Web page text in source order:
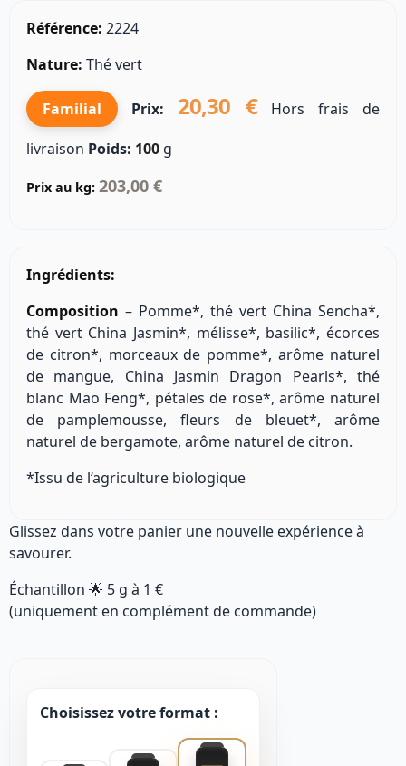
Référence: 2224
Nature: Thé vert
Familial Prix: 20,30 €Hors frais de
livraison Poids: 100 g
Prix au kg: 203,00 €
Ingrédients:
Composition – Pomme*, thé vert China Sencha*,
thé vert China Jasmin*, mélisse*, basilic*, écorces
de citron*, morceaux de pomme*, arôme naturel
de mangue, China Jasmin Dragon Pearls*, thé
blanc Mao Feng*, pétales de rose*, arôme naturel
de pamplemousse, fleurs de bleuet*, arôme
naturel de bergamote, arôme naturel de citron.
*Issu de l‘agriculture biologique
Glissez dans votre panier une nouvelle expérience à
savourer.
Échantillon 🌟 5 g à 1 €
(uniquement en complément de commande)
Choisissez votre format :